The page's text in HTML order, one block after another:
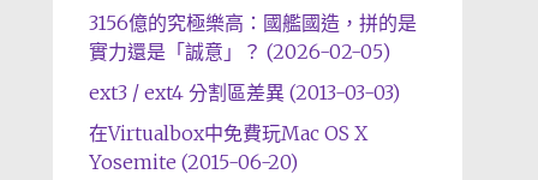
3156億的究極樂高：國艦國造，拼的是
實力還是「誠意」？ (2026-02-05)
ext3 / ext4 分割區差異 (2013-03-03)
在Virtualbox中免費玩Mac OS X
Yosemite (2015-06-20)